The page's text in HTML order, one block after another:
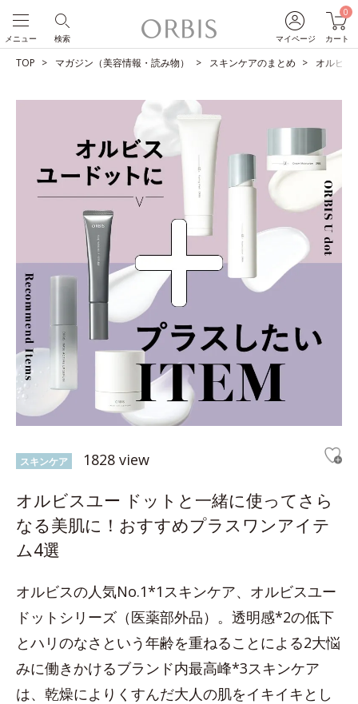
マイページ
0
カート
検索
メニュー
TOP マガジン（美容情報・読み物） スキンケアのまとめ オルビス
スキンケア 1828 view
オルビスユー ドットと一緒に使ってさら
なる美肌に！おすすめプラスワンアイテ
ム4選
オルビスの人気No.1*1スキンケア、オルビスユー
ドットシリーズ（医薬部外品）。透明感*2の低下
とハリのなさという年齢を重ねることによる2大悩
みに働きかけるブランド内最高峰*3スキンケア
は、乾燥によりくすんだ大人の肌をイキイキとし